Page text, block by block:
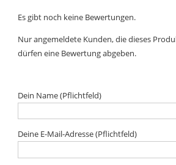
Es gibt noch keine Bewertungen.
Nur angemeldete Kunden, die dieses
dürfen eine Bewertung abgeben.
Dein Name (Pflichtfeld)
Deine E-Mail-Adresse (Pflichtfeld)